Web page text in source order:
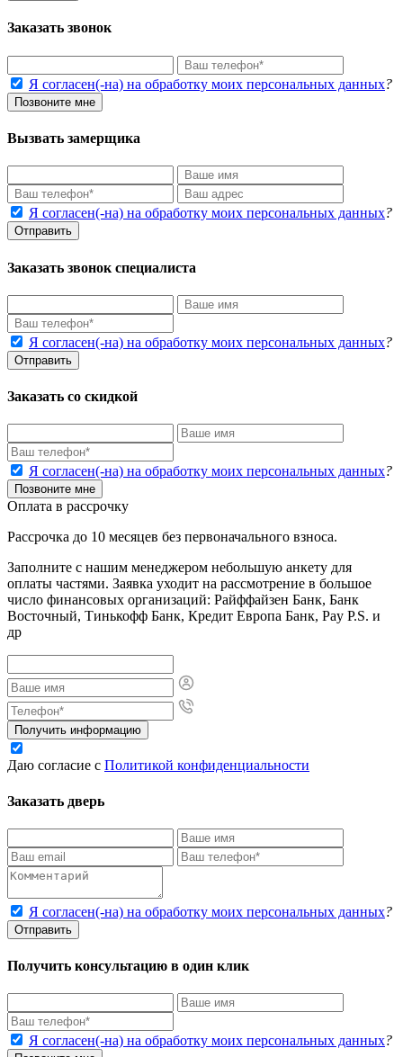
Заказать звонок
Я согласен(-на) на обработку моих персональных данных?
Позвоните мне
Вызвать замерщика
Я согласен(-на) на обработку моих персональных данных?
Отправить
Заказать звонок специалиста
Я согласен(-на) на обработку моих персональных данных?
Отправить
Заказать со скидкой
Я согласен(-на) на обработку моих персональных данных?
Позвоните мне
Оплата в рассрочку
Рассрочка до 10 месяцев без первоначального взноса.
Заполните с нашим менеджером небольшую анкету для
оплаты частями. Заявка уходит на рассмотрение в большое
число финансовых организаций: Райффайзен Банк, Банк
Восточный, Тинькофф Банк, Кредит Европа Банк, Pay P.S. и
др
Получить информацию
Даю согласие с Политикой конфиденциальности
Заказать дверь
Я согласен(-на) на обработку моих персональных данных?
Отправить
Получить консультацию в один клик
Я согласен(-на) на обработку моих персональных данных?